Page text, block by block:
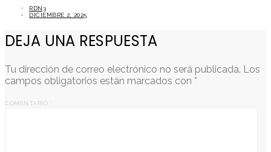
RDN3
DICIEMBRE 2, 2025
DEJA UNA RESPUESTA
Tu dirección de correo electrónico no será publicada. Los
campos obligatorios están marcados con *
COMENTARIO *